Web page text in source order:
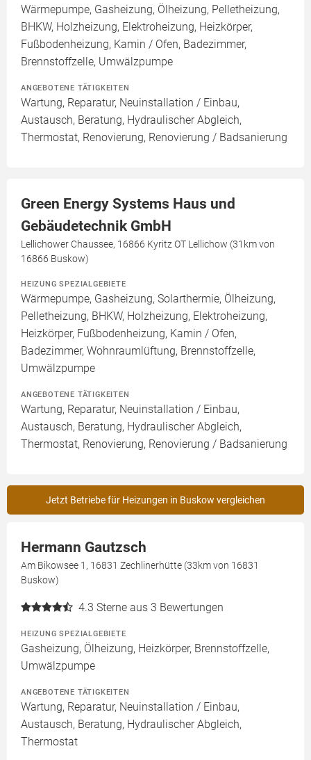
Wärmepumpe, Gasheizung, Ölheizung, Pelletheizung,
BHKW, Holzheizung, Elektroheizung, Heizkörper,
Fußbodenheizung, Kamin / Ofen, Badezimmer,
Brennstoffzelle, Umwälzpumpe
ANGEBOTENE TÄTIGKEITEN
Wartung, Reparatur, Neuinstallation / Einbau,
Austausch, Beratung, Hydraulischer Abgleich,
Thermostat, Renovierung, Renovierung / Badsanierung
Green Energy Systems Haus und
Gebäudetechnik GmbH
Lellichower Chaussee, 16866 Kyritz OT Lellichow (31km von
16866 Buskow)
HEIZUNG SPEZIALGEBIETE
Wärmepumpe, Gasheizung, Solarthermie, Ölheizung,
Pelletheizung, BHKW, Holzheizung, Elektroheizung,
Heizkörper, Fußbodenheizung, Kamin / Ofen,
Badezimmer, Wohnraumlüftung, Brennstoffzelle,
Umwälzpumpe
ANGEBOTENE TÄTIGKEITEN
Wartung, Reparatur, Neuinstallation / Einbau,
Austausch, Beratung, Hydraulischer Abgleich,
Thermostat, Renovierung, Renovierung / Badsanierung
Jetzt Betriebe für Heizungen in Buskow vergleichen
Hermann Gautzsch
Am Bikowsee 1, 16831 Zechlinerhütte (33km von 16831
Buskow)
4.3 Sterne aus 3 Bewertungen
HEIZUNG SPEZIALGEBIETE
Gasheizung, Ölheizung, Heizkörper, Brennstoffzelle,
Umwälzpumpe
ANGEBOTENE TÄTIGKEITEN
Wartung, Reparatur, Neuinstallation / Einbau,
Austausch, Beratung, Hydraulischer Abgleich,
Thermostat